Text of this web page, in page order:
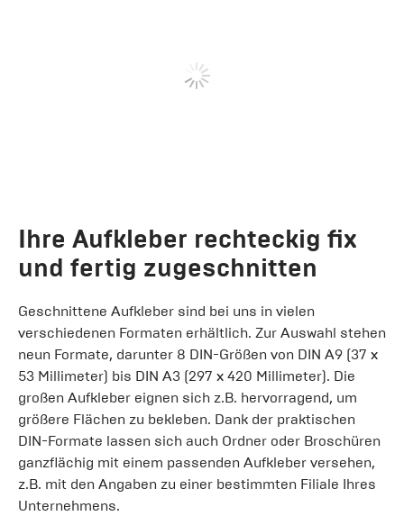
Ihre Aufkleber rechteckig fix
und fertig zugeschnitten
Geschnittene Aufkleber sind bei uns in vielen
verschiedenen Formaten erhältlich. Zur Auswahl stehen
neun Formate, darunter 8 DIN-Größen von DIN A9 (37 x
53 Millimeter) bis DIN A3 (297 x 420 Millimeter). Die
großen Aufkleber eignen sich z.B. hervorragend, um
größere Flächen zu bekleben. Dank der praktischen
DIN-Formate lassen sich auch Ordner oder Broschüren
ganzflächig mit einem passenden Aufkleber versehen,
z.B. mit den Angaben zu einer bestimmten Filiale Ihres
Unternehmens.